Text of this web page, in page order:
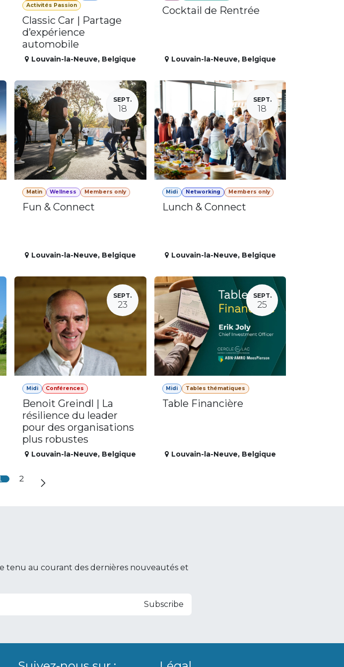
Activités Passion
Classic Car | Partage
d’expérience
automobile
Louvain-la-Neuve, Belgique
Cocktail de Rentrée
Louvain-la-Neuve, Belgique
SEPT.
18
Matin Wellness Members only
Fun & Connect
Louvain-la-Neuve, Belgique
SEPT.
18
Midi Networking Members only
Lunch & Connect
Louvain-la-Neuve, Belgique
SEPT.
23
Midi Conférences
Benoit Greindl | La
résilience du leader
pour des organisations
plus robustes
Louvain-la-Neuve, Belgique
SEPT.
25
Midi Tables thématiques
Table Financière
Louvain-la-Neuve, Belgique
2
au courant des dernières nouveautés et
Subscribe